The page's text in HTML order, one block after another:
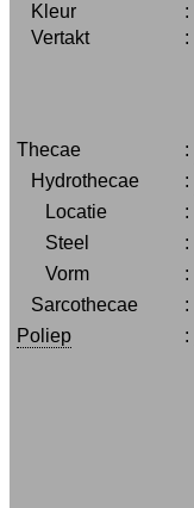
Kleur
:
Vertakt
:
Thecae
:
Hydrothecae :
Locatie :
Steel :
Vorm :
Sarcothecae :
Poliep :